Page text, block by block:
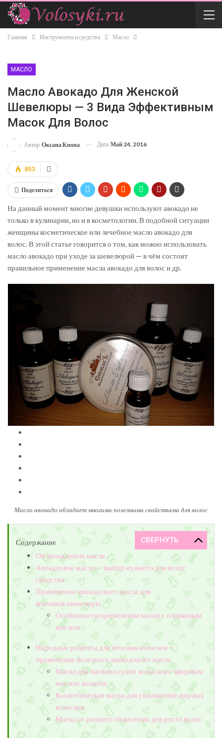
Главная Инструменты и средства Масло
МАСЛО
Масло Авокадо Для Женской
Шевелюры — 3 Вида Эффективным
Масок Для Волос
Автор Оксана Кнопа Дата Май 24, 2016
853
Поделиться
На данный момент многие девушки используют авокадо не
только в кулинарии, но и в косметологии. В подобной ситуации
женщины косметическое или лечебное масло авокадо для
волос. В этой статье говорится о том, как можно использовать
масло авокадо при уходе за шевелюрой — в чём состоит
правильное применение масла авокадо для волос и др.
Масло авокадо обладает многими полезными свойствами для волос
Содержание
Об авокадовом масле
Авокадовое масло — выбор нужного для волос
средства
Применение авокадового масла для
кончиков шевелюры
Особенности применения маски с оливковым
маслом
Народные рецепты для лечения волосков —
применение полезного авокадового масла
Маска для питания сухих волосков с эфирным
маслом жожоба
Косметическая маска для увлажнения жирных
волосков
Маска от раннего облысения: для роста волос